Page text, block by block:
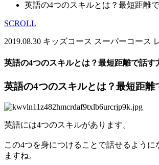
英語の4つのスキルとは？最短距離
SCROLL
2019.08.30 キッズコース スーパーコース
英語の4つのスキルとは？最短距離で話す
英語の4つのスキルとは？最短距離
英語には4つのスキルがあります。
この4つを身につけることで話せるように
ますね。